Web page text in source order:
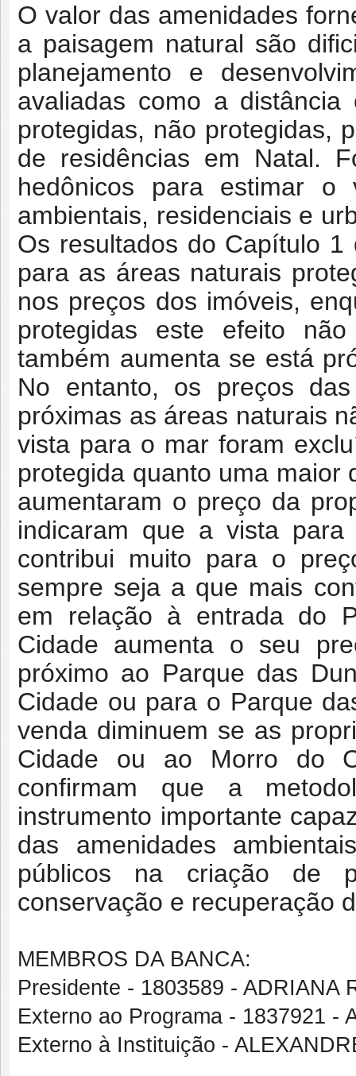
O valor das amenidades
a paisagem natural são
planejamento e
avaliadas como a
protegidas, não protegidas,
de residências em Natal.
hedônicos para estimar o
ambientais, residenciais e
Os resultados do Capítulo
para as áreas naturais
nos preços dos imóveis,
protegidas este efeito
também aumenta se está
No entanto, os preços
próximas as áreas naturais
vista para o mar foram
protegida quanto uma maior
aumentaram o preço da
indicaram que a vista
contribui muito para o
sempre seja a que mais
em relação à entrada do
Cidade aumenta o seu
próximo ao Parque das
Cidade ou para o Parque
venda diminuem se as
Cidade ou ao Morro do
confirmam que a
instrumento importante
das amenidades
públicos na criação de
conservação e
MEMBROS DA BANCA:
Presidente - 1803589 - ADRIANA
Externo ao Programa - 1837921 -
Externo à Instituição -